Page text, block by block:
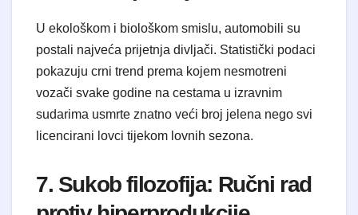
U ekološkom i biološkom smislu, automobili su
postali najveća prijetnja divljači. Statistički podaci
pokazuju crni trend prema kojem nesmotreni
vozači svake godine na cestama u izravnim
sudarima usmrte znatno veći broj jelena nego svi
licencirani lovci tijekom lovnih sezona.
7. Sukob filozofija: Ručni rad